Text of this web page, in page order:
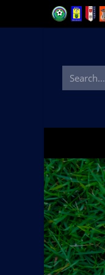
Search...